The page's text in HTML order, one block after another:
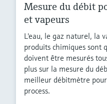
Mesure du débit
et vapeurs
L'eau, le gaz naturel, la
produits chimiques sont
doivent être mesurés
plus sur la mesure du
meilleur débitmètre
process.